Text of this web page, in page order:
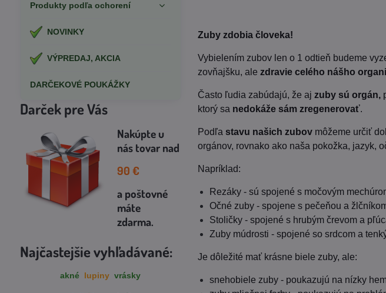
Zuby zdobia človeka!
Vybielením zubov len o 1 odtieň budeme
zovňajšku, alezdravie celého nášho
Často ľudia zabúdajú, že ajzuby sú orgán,
ktorý sa nedokáže sám zregenerovať.
Podľa stavu našich zubov môžeme určiť
orgánov, rovnako ako naša pokožka, jazyk,
Napríklad:
Rezáky - sú spojené s močovým
Očné zuby - spojene s pečeňou a
Stoličky - spojené s hrubým črevom a
Zuby múdrosti - spojené so srdcom a
Je dôležité mať krásne biele zuby, ale:
snehobiele zuby - poukazujú na nízky
Produkty podľa ochorení
NOVINKY
VÝPREDAJ, AKCIA
DARČEKOVÉ POUKÁŽKY
Darček pre Vás
Nakúpte u
nás tovar nad
90 €
a poštovné
máte
zdarma.
Najčastejšie vyhľadávané:
akné lupiny vrásky